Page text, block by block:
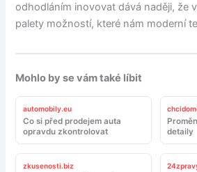
odhodláním inovovat dává naději, že
palety možností, které nám moderní
Mohlo by se vám také líbit
automobily.eu
Co si před prodejem auta
opravdu zkontrolovat
detaily
zkusenosti.biz